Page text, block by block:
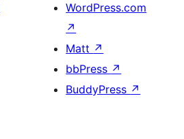
WordPress.com
↗
Matt ↗
bbPress ↗
BuddyPress ↗